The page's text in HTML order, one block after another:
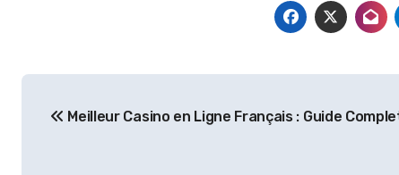
navigation
Meilleur Casino en Ligne Français : Guide